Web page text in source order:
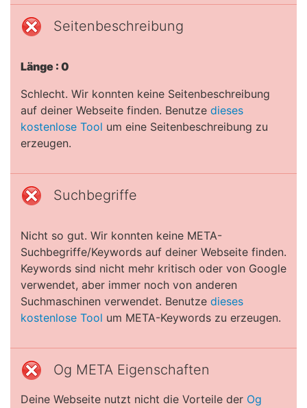
Seitenbeschreibung
Länge : 0
Schlecht. Wir konnten keine Seitenbeschreibung
auf deiner Webseite finden. Benutze dieses
kostenlose Tool um eine Seitenbeschreibung zu
erzeugen.
Suchbegriffe
Nicht so gut. Wir konnten keine META-
Suchbegriffe/Keywords auf deiner Webseite finden.
Keywords sind nicht mehr kritisch oder von Google
verwendet, aber immer noch von anderen
Suchmaschinen verwendet. Benutze dieses
kostenlose Tool um META-Keywords zu erzeugen.
Og META Eigenschaften
Deine Webseite nutzt nicht die Vorteile der Og